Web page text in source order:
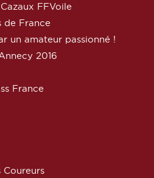
FFVoile
de France
un amateur passionné !
2016
France
Coureurs